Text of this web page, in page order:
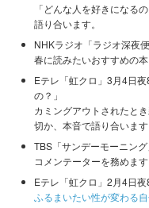
「どんな人を好きになる
語り合います。
NHKラジオ「ラジオ深夜
春に読みたいおすすめの
Eテレ「虹クロ」3月4日
の？」
カミングアウトされたと
切か、本音で語り合います
TBS「サンデーモーニン
コメンテーターを務めます
Eテレ「虹クロ」2月4日
ふるまいたい性が変わる